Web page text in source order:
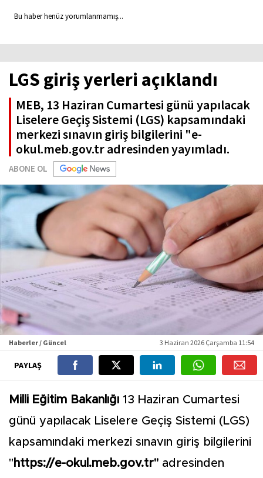
Bu haber henüz yorumlanmamış...
LGS giriş yerleri açıklandı
MEB, 13 Haziran Cumartesi günü yapılacak
Liselere Geçiş Sistemi (LGS) kapsamındaki
merkezi sınavın giriş bilgilerini "e-
okul.meb.gov.tr adresinden yayımladı.
ABONE OL
Haberler / Güncel 3 Haziran 2026 Çarşamba 11:54
PAYLAŞ
Milli Eğitim Bakanlığı 13 Haziran Cumartesi
günü yapılacak Liselere Geçiş Sistemi (LGS)
kapsamındaki merkezi sınavın giriş bilgilerini
" https://e-okul.meb.gov.tr" adresinden